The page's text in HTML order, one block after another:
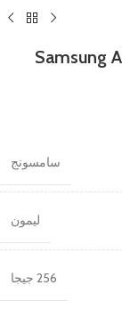
Samsung
سامسونج
ليمون
256 جيجا